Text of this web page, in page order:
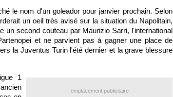
le nom d'un goleador pour janvier prochain. Selon
un oeil très avisé sur la situation du Napolitain,
un second couteau par Maurizio Sarri, l'international
et ne parvient pas à gagner une place de
la Juventus Turin l'été dernier et la grave blessure
emplacement publicitaire
1